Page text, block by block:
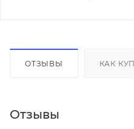
ОТЗЫВЫ КАК
Отзывы